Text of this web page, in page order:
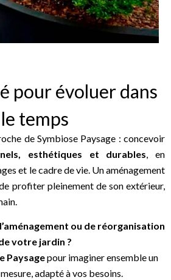
pour évoluer dans
le temps
de Symbiose Paysage : concevoir
esthétiques et durables, en
et le cadre de vie. Un aménagement
profiter pleinement de son extérieur,
ou de réorganisation
votre jardin ?
Paysagepour imaginer ensemble un
adapté à vos besoins.